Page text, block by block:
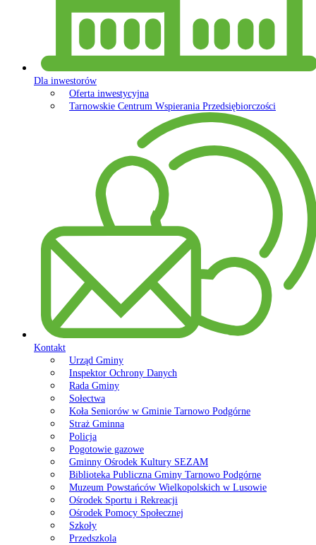
Dla inwestorów
Oferta inwestycyjna
Tarnowskie Centrum Wspierania Przedsiębiorczości
Kontakt
Urząd Gminy
Inspektor Ochrony Danych
Rada Gminy
Sołectwa
Koła Seniorów w Gminie Tarnowo Podgórne
Straż Gminna
Policja
Pogotowie gazowe
Gminny Ośrodek Kultury SEZAM
Biblioteka Publiczna Gminy Tarnowo Podgórne
Muzeum Powstańców Wielkopolskich w Lusowie
Ośrodek Sportu i Rekreacji
Ośrodek Pomocy Społecznej
Szkoły
Przedszkola